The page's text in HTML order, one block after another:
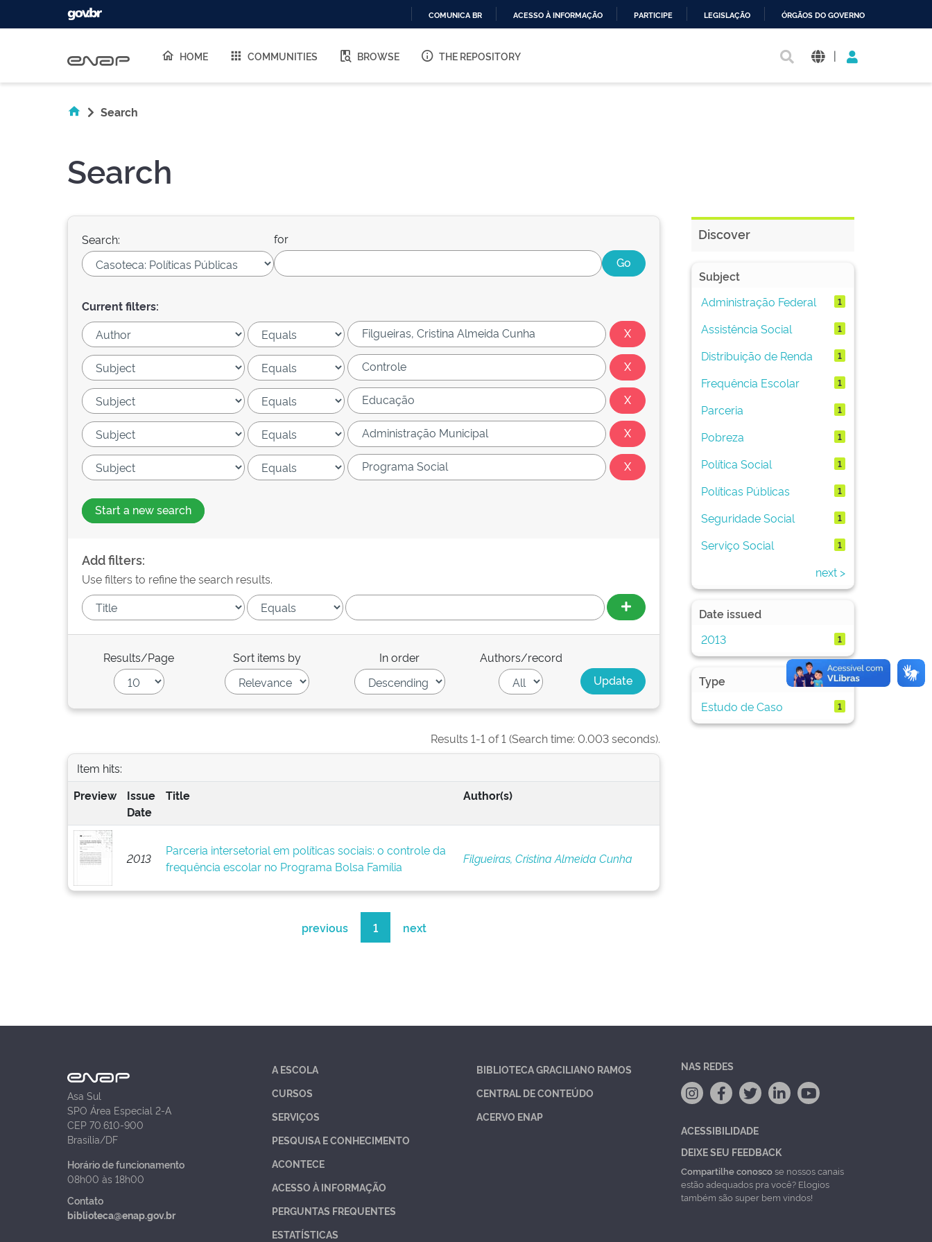
O
COMUNICA BR ACESSO À INFORMAÇÃO PARTICIPE LEGISLAÇÃO ÓRGÃOS DO GOVERNO
HOME COMMUNITIES BROWSE THE REPOSITORY |
Search
Search
Search: for
Current filters:
Start a new search
Add filters:
Use filters to refine the search results.
Results/Page Sort items by In order Authors/record
Results 1-1 of 1 (Search time: 0.003 seconds).
Item hits:
Preview
Issue
Date
Title Author(s)
2013
Parceria intersetorial em políticas sociais: o controle da
frequência escolar no Programa Bolsa Família
Filgueiras, Cristina Almeida Cunha
previous 1 next
Discover
Subject
Administração Federal
1
Assistência Social 1
Distribuição de Renda 1
Frequência Escolar 1
Parceria 1
Pobreza 1
Política Social 1
Políticas Públicas 1
Seguridade Social 1
Serviço Social 1
next >
Date issued
2013
1
Type
Estudo de Caso
1
Asa Sul
SPO Área Especial 2-A
CEP 70.610-900
Brasília/DF
Horário de funcionamento
08h00 às 18h00
Contato
biblioteca@enap.gov.br
A ESCOLA
CURSOS
SERVIÇOS
PESQUISA E CONHECIMENTO
ACONTECE
ACESSO À INFORMAÇÃO
PERGUNTAS FREQUENTES
ESTATÍSTICAS
BIBLIOTECA GRACILIANO RAMOS
CENTRAL DE CONTEÚDO
ACERVO ENAP
NAS REDES
ACESSIBILIDADE
DEIXE SEU FEEDBACK
Compartilhe conoscose nossos canais
estão adequados pra você? Elogios
também são super bem vindos!